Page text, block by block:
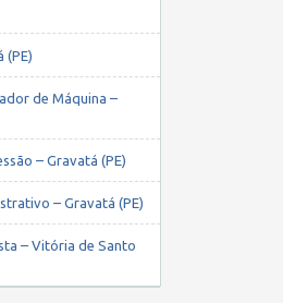
(PE)
de Máquina –
– Gravatá (PE)
– Gravatá (PE)
– Vitória de Santo